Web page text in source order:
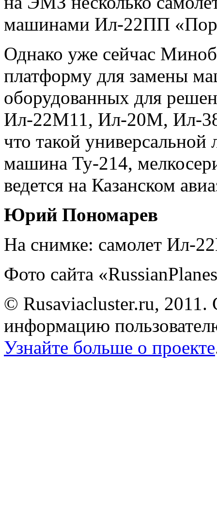
машинами Ил-22ПП
Однако уже сейчас
платформу для замены
оборудованных для
Ил-22М11, Ил-20М, Ил-
что такой
машина Ту-214,
ведется на Казанском
Юрий Пономарев
На снимке: самолет Ил-
Фото сайта
© Rusaviacluster.ru, 2011.
информацию
Узнайте больше о проекте